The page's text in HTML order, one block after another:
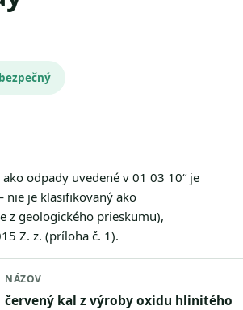
odpady uvedené v 01 03 10“ je
nie je klasifikovaný ako
z geologického prieskumu),
Z. z. (príloha č. 1).
NÁZOV
červený kal z výroby oxidu hlinitého